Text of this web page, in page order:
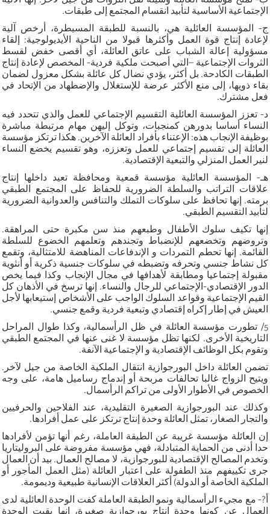
الإجتماعية الأساسية لتأبيد انقسام المجتمع إلى طبقات.
ج- المؤسسة العائلية هي، بالنسبة للطبقة المسيطرة، أرخص آلية
لإعادة إنتاج قوة العمل وأكثرها قبولا من الناحية الأيديولوجية: إلقاء
مسؤولية إعالة الشباب على عاتق العائلة، أي أقصى خفض لقسط
الثروات الإجتماعية –التي أصبحت ملكية فردية- المخصص لإعادة إنتاج
الطبقات الكادحة. بل أكثر، يؤدي نضال كل عائلة بشكل معزول لضمان
بقاء ذويها، إلى منع الأكثر عرضة للإستغلال والإضطهاد من الإتحاد في
فعل مشترك.
د- تعزز المؤسسة العائلية التقسيم الإجتماعي للعمل والذي تتحدد فيه
النساء أساسا بدورهن كمنجبات، وتوكل إليهن مهام مرتبطة مباشرة
بوظيفة الإنجاب هذه: الإعتناء بأفراد العائلة الآخرين. هكذا ترتكز مؤسسة
العائلة إلى تقسيم إجتماعي للعمل وتعززه، وهو تقسيم يخضع النساء
لنير العمل المنزلي والتبعية الإقتصادية.
هـ- المؤسسة العائلية مؤسسة قمعية ومحافظة تعيد داخلها إنتاج
علاقات التراتب والسلطة الضرورية للحفاظ على المجتمع الطبقي
برمته. إنها تحافظ على سلوكات التملك والتنافس والعدوانية الضرورية
لتأبيد التقسيم الطبقي.
إنها تكيف سلوك الأطفال وطبعهم منذ سن مكبرة حتى المراهقة.
وتروضهم وتخضعهم للإنضباط وتجندهم وتعلمهم الخضوع للسلطة
القائمة. إنها تحطم التمردات و الإندفاعات المناهضة للامتثالية، وتقمع
كل نشاط جنسي وتحرفه وتضبطه في سلوكات جنسية ذكرية أو أنثوية
مقبولة إجتماعيا ومطابقة لأهدافها في مجال الإنجاب وكذا فيما يخص
الدور الإقتصادي-الإجتماعي للرجال والنساء. إنها ترسخ في الأذهان كل
القيم الإجتماعية وقواعد السلوك الواجب على الأشخاص إستيعابها لأجل
العيش في إطار إكراه إقتصادي وتبعية فردية وقمع جنسي.
5/ تطورت مؤسسة العائلة في ظل الرأسمالية، وكذا طوال المراحل
التاريخية الأخرى. لكنها تظل مؤسسة لا غنى عنها في المجتمع الطبقي
وتقوم بكل الوظائف الإقتصادية و الإجتماعية الآنفة.
تضمن العائلة داخل البورجوازية انتقال الملكية الخاصة من جيل لآخر.
ويتيح الزواج غالبا تحالفات مربحة أو إندماج رساميل هامة، على وجه
الخصوص في الأطوار الأولى من تراكم الرأسمال.
وكذلك عند البورجوازية الصغيرة التقليدية، عند الفلاحين والحرفيين
والتجار الصغار، تمثل العائلة وحدة إنتاج ترتكز على عمل أفرادها.
إن العائلة مؤسسة غريبة عن الطبقة العاملة، رغم أنها تؤمن لأفرادها
حدا أدنى من الحماية المتبادلة، فهي مؤسسة مفروضة على البروليتاريا
وتخدم المصالح الإقتصادية للبورجوازية، لا مصالح العمال. بيد أن العمال
جرى تكييفهم منذ الطفولة على اعتبار العائلة (مثل العمل المأجور أو
الملكية الخاصة أو الدولة) أكثر العلاقات الإنسانية طبيعية وديمومة.
أ?- مع مجيء الرأسمالية ونمو الطبقة العاملة كفت الوحدة العائلية لدى
العمال عن كونها وحدة إنتاج بورجوازية صغيرة، إنها بقيت الوحدة